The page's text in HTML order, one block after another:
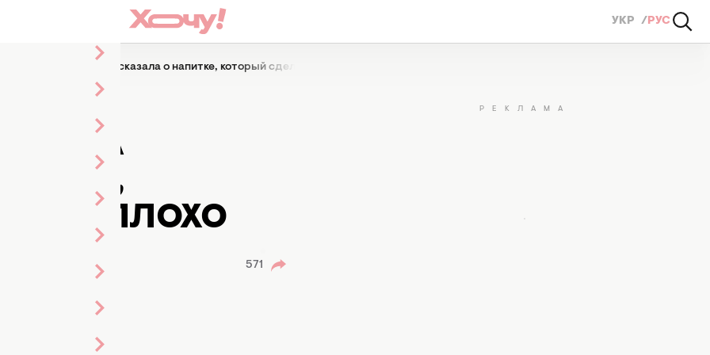
УКР РУС
стюардесса рассказала о напитке, который сделает вам плохо
В
ВАМ ПЛОХО
571